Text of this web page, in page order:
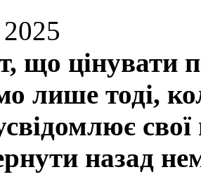
що цінувати
лише тоді,
назад